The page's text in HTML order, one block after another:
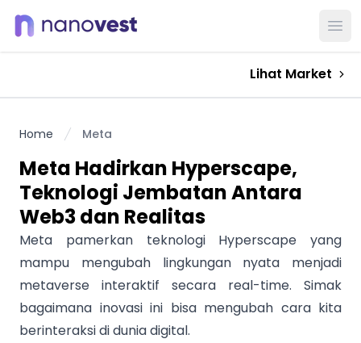
Lihat Market
Home Meta
Meta Hadirkan Hyperscape,
Teknologi Jembatan Antara
Web3 dan Realitas
Meta pamerkan teknologi Hyperscape yang
mampu mengubah lingkungan nyata menjadi
metaverse interaktif secara real-time. Simak
bagaimana inovasi ini bisa mengubah cara kita
berinteraksi di dunia digital.